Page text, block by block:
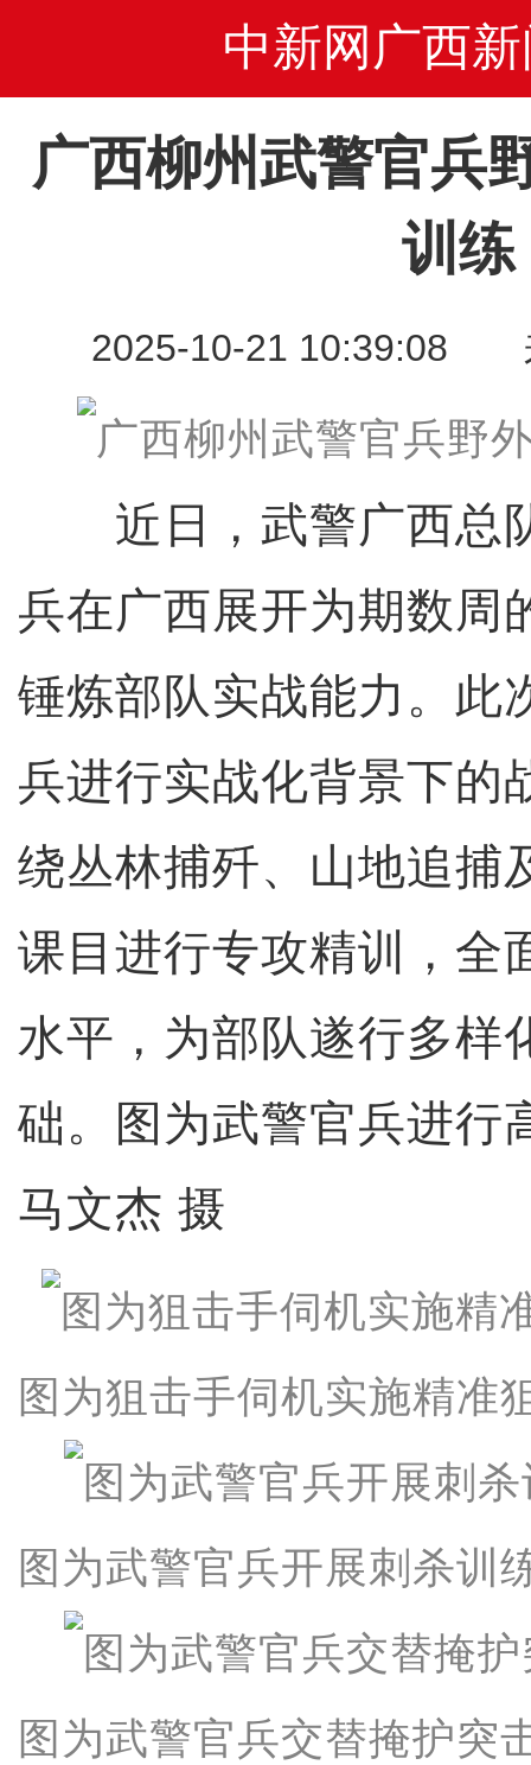
中新网广西新
广西柳州武警官兵
训练
2025-10-21 10:39:08
近日，武警广西总
兵在广西展开为期数周
锤炼部队实战能力。此
兵进行实战化背景下的
绕丛林捕歼、山地追捕
课目进行专攻精训，全
水平，为部队遂行多样
础。图为武警官兵进行
马文杰 摄
图为狙击手伺机实施精准
图为武警官兵开展刺杀训
图为武警官兵交替掩护突